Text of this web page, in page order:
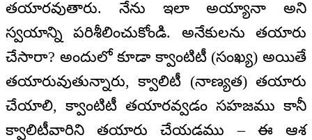
తయారవుతారు. నేను ఇలా అయ్యానా అని
స్వయాన్ని పరిశీలించుకోండి. అనేకులను తయారు
చేసారా? అందులో కూడా క్వాంటిటీ (సంఖ్య) అయితే
తయారువుతున్నారు, క్వాలిటీ (నాణ్యత) తయారు
చేయాలి, క్వాంటిటీ తయారవ్వడం సహజము కానీ
క్వాలిటీవారిని తయారు చేయడము – ఈ ఆశ